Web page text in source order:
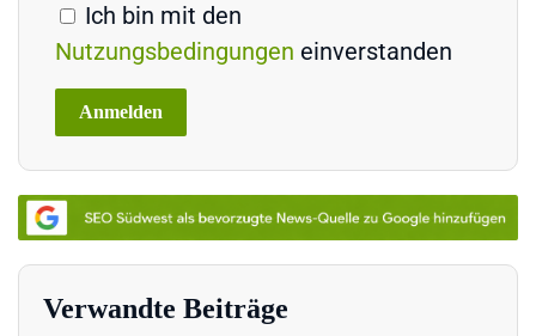
Ich bin mit den
Nutzungsbedingungen einverstanden
Verwandte Beiträge